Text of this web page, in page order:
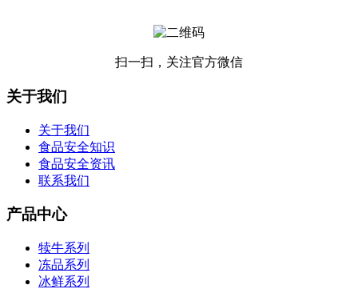
扫一扫，关注官方微信
关于我们
关于我们
食品安全知识
食品安全资讯
联系我们
产品中心
犊牛系列
冻品系列
冰鲜系列